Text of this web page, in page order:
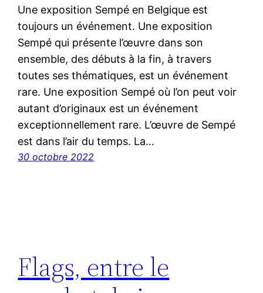
Une exposition Sempé en Belgique est
toujours un événement. Une exposition
Sempé qui présente l’œuvre dans son
ensemble, des débuts à la fin, à travers
toutes ses thématiques, est un événement
rare. Une exposition Sempé où l’on peut voir
autant d’originaux est un événement
exceptionnellement rare. L’œuvre de Sempé
est dans l’air du temps. La…
30 octobre 2022
Flags, entre le